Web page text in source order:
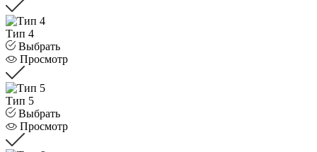
Тип 4
Выбрать
Просмотр
Тип 5
Выбрать
Просмотр